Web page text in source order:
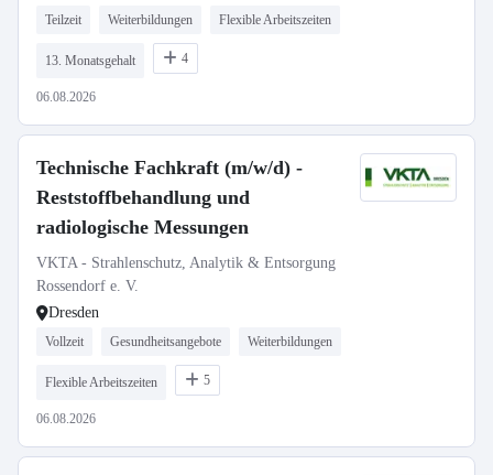
Teilzeit Weiterbildungen Flexible Arbeitszeiten
13. Monatsgehalt 4
06.08.2026
Technische Fachkraft (m/w/d) -
Reststoffbehandlung und
radiologische Messungen
VKTA - Strahlenschutz, Analytik & Entsorgung
Rossendorf e. V.
Dresden
Vollzeit Gesundheitsangebote Weiterbildungen
Flexible Arbeitszeiten 5
06.08.2026